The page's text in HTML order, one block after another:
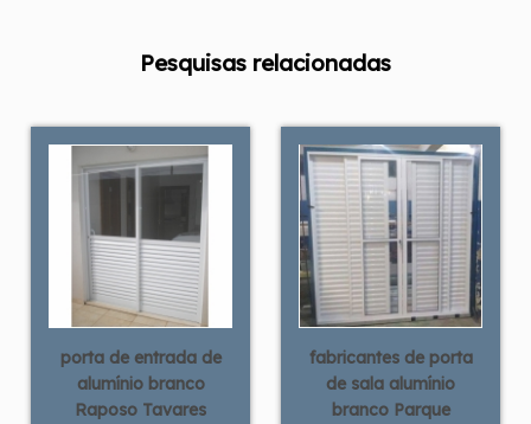
Pesquisas relacionadas
porta de entrada de
alumínio branco
Raposo Tavares
fabricantes de porta
de sala alumínio
branco Parque